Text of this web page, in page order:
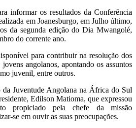
informar os resultados da Conferência
em Joanesburgo, em Julho último,
da segunda edição do Dia Mwangolé,
do corrente ano.
para contribuir na resolução dos
angolanos, apontando os assuntos
juvenil, entre outros.
da Juventude Angolana na África do Sul
Edilson Matioma, que expressou
propiciado pela chefe da missão
se em ouvir as suas preocupações.